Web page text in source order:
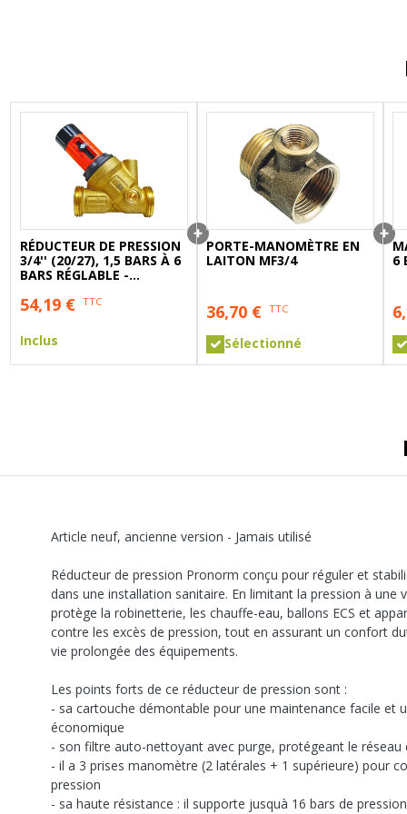
RÉDUCTEUR DE PRESSION
3/4'' (20/27), 1,5 BARS À 6
BARS RÉGLABLE -
54,19 € TTC
Inclus
PORTE-MANOMÈTRE EN
LAITON MF3/4
36,70 € TTC
Sélectionné
6
Article neuf, ancienne version - Jamais utilisé
Réducteur de pression Pronorm conçu pour réguler et
dans une installation sanitaire. En limitant la pression à une
protège la robinetterie, les chauffe-eau, ballons ECS et
contre les excès de pression, tout en assurant un confort
vie prolongée des équipements.
Les points forts de ce réducteur de pression sont :
- sa cartouche démontable pour une maintenance facile et
économique
- son filtre auto-nettoyant avec purge, protégeant le réseau
- il a 3 prises manomètre (2 latérales + 1 supérieure) pour
pression
- sa haute résistance : il supporte jusquà 16 bars de pression